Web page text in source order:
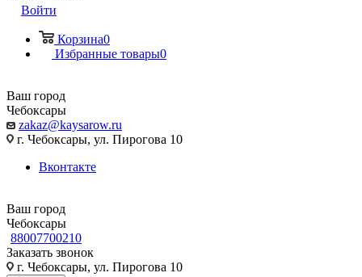
Войти
Корзина0
Избранные товары0
Ваш город
Чебоксары
zakaz@kaysarow.ru
г. Чебоксары, ул. Пирогова 10
Вконтакте
Ваш город
Чебоксары
88007700210
Заказать звонок
г. Чебоксары, ул. Пирогова 10